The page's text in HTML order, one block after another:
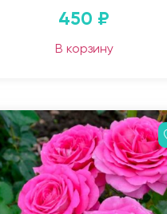
450 ₽
В корзину